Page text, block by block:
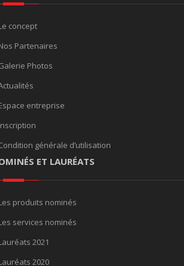
concept
Partenaires
Photos
entreprise
générale d’utilisation
ET LAURÉATS
produits nominés
services nominés
2021
2020